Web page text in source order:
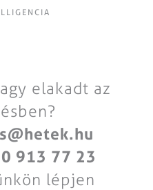
elakadt az
913 77 23
lépjen